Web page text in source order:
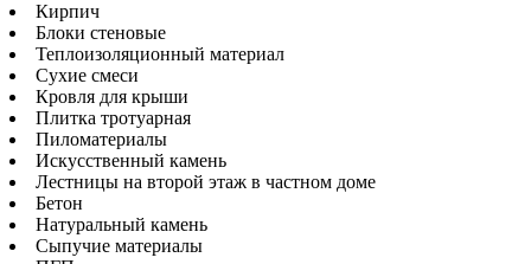
Кирпич
Блоки стеновые
Теплоизоляционный материал
Сухие смеси
Кровля для крыши
Плитка тротуарная
Пиломатериалы
Искусственный камень
Лестницы на второй этаж в частном доме
Бетон
Натуральный камень
Сыпучие материалы